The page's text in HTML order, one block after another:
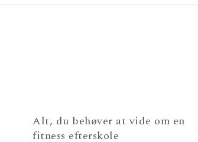
Alt, du behøver at vide om en
fitness efterskole